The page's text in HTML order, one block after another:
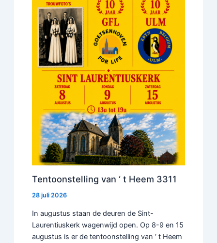
Tentoonstelling van ‘ t Heem 3311
28 juli 2026
In augustus staan de deuren de Sint-
Laurentiuskerk wagenwijd open. Op 8-9 en 15
augustus is er de tentoonstelling van ‘ t Heem